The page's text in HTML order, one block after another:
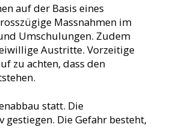
auf der Basis eines
Massnahmen im
Umschulungen. Zudem
Austritte. Vorzeitige
zu achten, dass den
statt. Die
Die Gefahr besteht,